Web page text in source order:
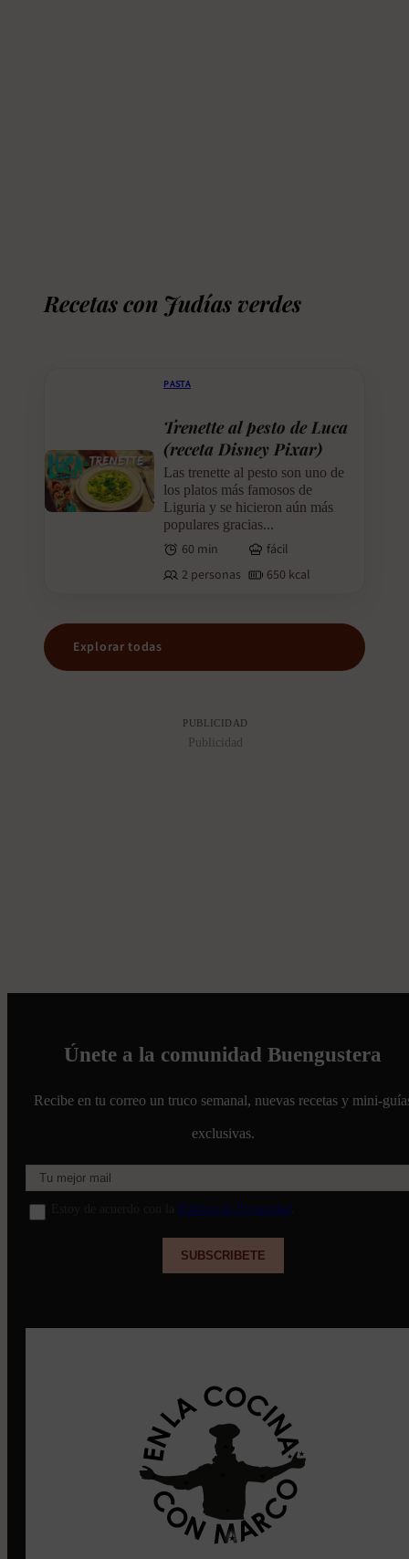
Recetas con Judías verdes
PASTA
Trenette al pesto de Luca
(receta Disney Pixar)
Las trenette al pesto son uno de
los platos más famosos de
Liguria y se hicieron aún más
populares gracias...
60 min
fácil
2 personas
650 kcal
Explorar todas
PUBLICIDAD
Publicidad
Únete a la comunidad Buengustera
Recibe en tu correo un truco semanal, nuevas recetas y mini-
exclusivas.
Política de Privacidad